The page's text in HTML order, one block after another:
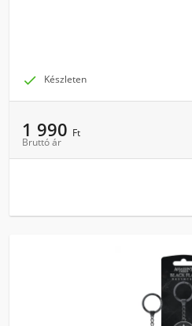
 Készleten
1 990 Ft
Bruttó ár